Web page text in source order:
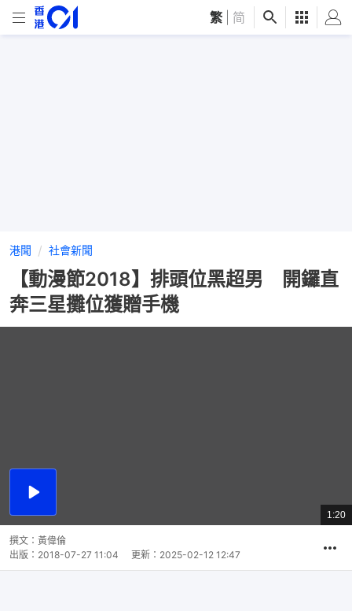
繁 简
港聞 社會新聞
【動漫節2018】排頭位黑超男 開鑼直
奔三星攤位獲贈手機
播
總
共
1:20
撰文： 黃偉倫
出版： 2018-07-27 11:04 更新： 2025-02-12 12:47